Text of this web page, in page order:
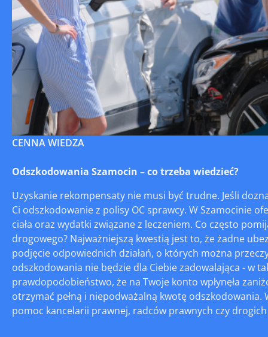
CENNA WIEDZA
Odszkodowania Szamocin – co trzeba wiedzieć?
Uzyskanie rekompensaty nie musi być trudne. Jeśli
Ci odszkodowanie z polisy OC sprawcy. W Szamocinie
ciała oraz wydatki związane z leczeniem. Co często
drogowego? Najważniejszą kwestią jest to, że żadne
podjęcie odpowiednich działań, o których można
odszkodowania nie będzie dla Ciebie zadowalająca - w
prawdopodobieństwo, że na Twoje konto wpłynęła
otrzymać pełną i niepodważalną kwotę
pomoc kancelarii prawnej, radców prawnych czy